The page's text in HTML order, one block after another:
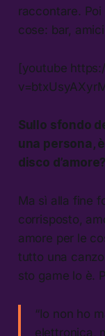
raccontare.
cose: bar,
[youtube
Sullo sfondo
una persona,
disco d’amore?
Ma sì alla fine
corrisposto,
amore per le
tutto una
sto game lo è.
“Io non ho
elettronica,